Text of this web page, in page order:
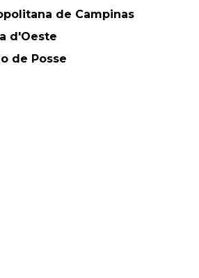
de Campinas
d'Oeste
de Posse